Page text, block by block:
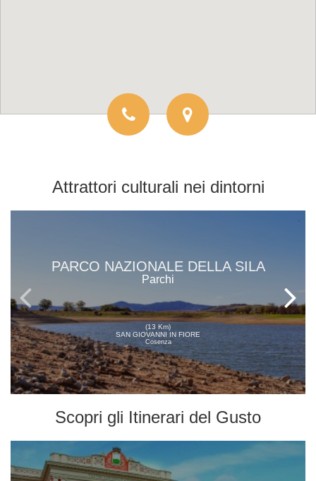
Attrattori culturali nei dintorni
PARCO NAZIONALE DELLA SILA
Parchi
(13 Km)
SAN GIOVANNI IN FIORE
Cosenza
Scopri gli Itinerari del Gusto